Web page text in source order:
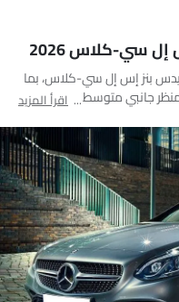
سي-كلاس 2026
لـ مرسيدس بنز إس إل سي-كلاس، بما
جانبي متوسط, منظر
منظر خلفي جانبي
منظر جانب السائق, منظر
اقرأ المزيد